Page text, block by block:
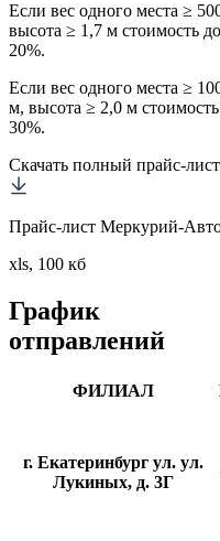
Если вес одного места ≥
высота ≥ 1,7 м стоимость
20%.
Если вес одного места ≥
м, высота ≥ 2,0 м
30%.
Скачать полный прайс-
Прайс-лист Меркурий-
xls, 100 кб
График
отправлений
ФИЛИАЛ
г. Екатеринбург ул. ул.
Лукиных, д. 3Г